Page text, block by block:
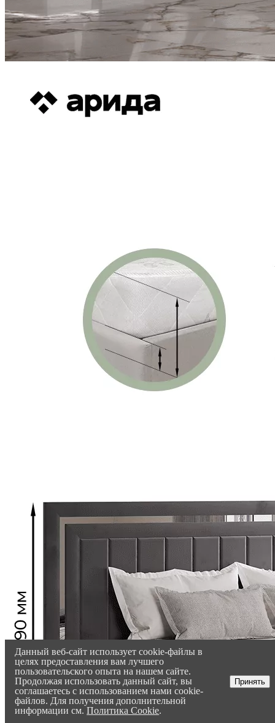
Данный веб-сайт использует cookie-файлы в
целях предоставления вам лучшего
пользовательского опыта на нашем сайте.
Продолжая использовать данный сайт, вы
соглашаетесь с использованием нами cookie-
файлов. Для получения дополнительной
информации см.Политика Cookie.
Принять